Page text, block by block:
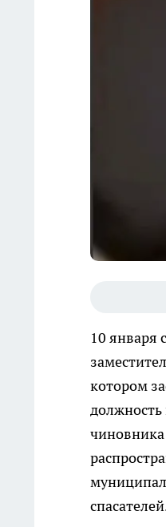
10 января
котором
должность
чиновника